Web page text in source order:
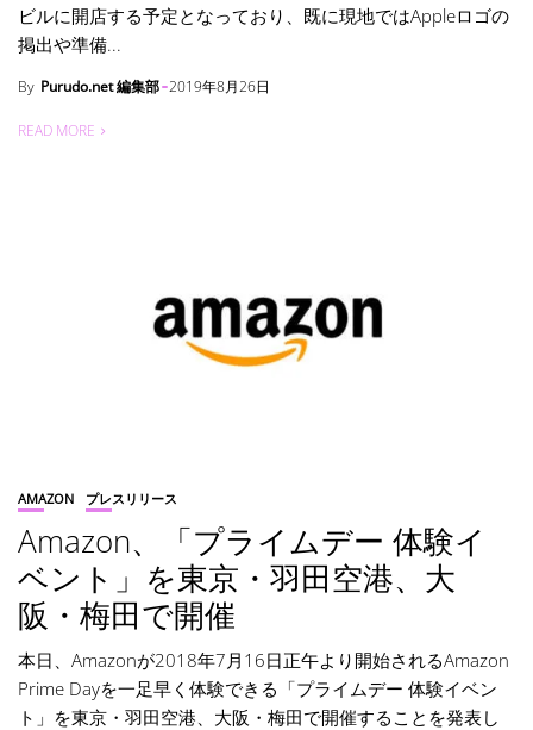
ビルに開店する予定となっており、既に現地ではAppleロゴの
掲出や準備...
By Purudo.net 編集部 2019年8月26日
READ MORE
AMAZON プレスリリース
Amazon、「プライムデー 体験イ
ベント」を東京・羽田空港、大
阪・梅田で開催
本日、Amazonが2018年7月16日正午より開始されるAmazon
Prime Dayを一足早く体験できる「プライムデー 体験イベン
ト」を東京・羽田空港、大阪・梅田で開催することを発表し